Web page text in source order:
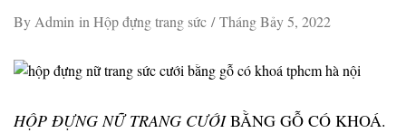
By Admin in Hộp đựng trang sức Tháng Bảy 5, 2022
HỘP ĐỰNG NỮ TRANG CƯỚI BẰNG GỖ CÓ KHOÁ.